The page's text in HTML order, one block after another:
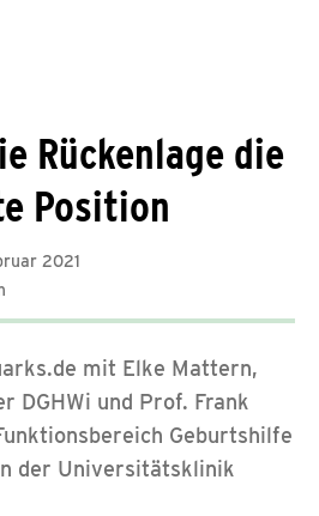
Rückenlage die
Position
2021
mit Elke Mattern,
DGHWi und Prof. Frank
Geburtshilfe
der Universitätsklinik